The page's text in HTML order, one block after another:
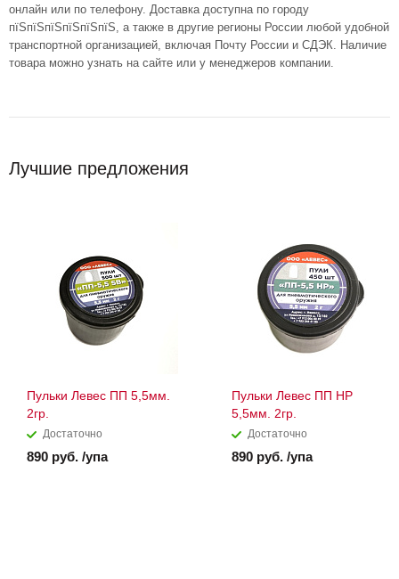
онлайн или по телефону. Доставка доступна по городу
пїЅпїЅпїЅпїЅпїЅпїЅ, а также в другие регионы России любой удобной
транспортной организацией, включая Почту России и СДЭК. Наличие
товара можно узнать на сайте или у менеджеров компании.
Лучшие предложения
Пульки Левес ПП 5,5мм.
2гр.
Достаточно
890 руб. /упа
Пульки Левес ПП HP
5,5мм. 2гр.
Достаточно
890 руб. /упа